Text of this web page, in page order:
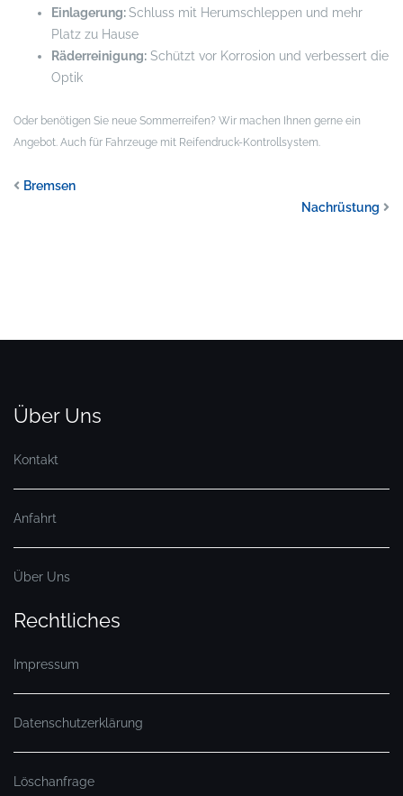
Einlagerung:Schluss mit Herumschleppen und mehr
Platz zu Hause
Räderreinigung: Schützt vor Korrosion und verbessert die
Optik
Oder benötigen Sie neue Sommerreifen? Wir machen Ihnen gerne ein
Angebot. Auch für Fahrzeuge mit Reifendruck-Kontrollsystem.
Bremsen
Nachrüstung
Über Uns
Kontakt
Anfahrt
Über Uns
Rechtliches
Impressum
Datenschutzerklärung
Löschanfrage